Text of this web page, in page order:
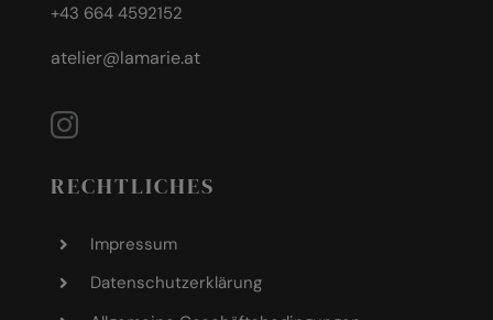
+43 664 4592152
atelier@lamarie.at
RECHTLICHES
Impressum
Datenschutzerklärung